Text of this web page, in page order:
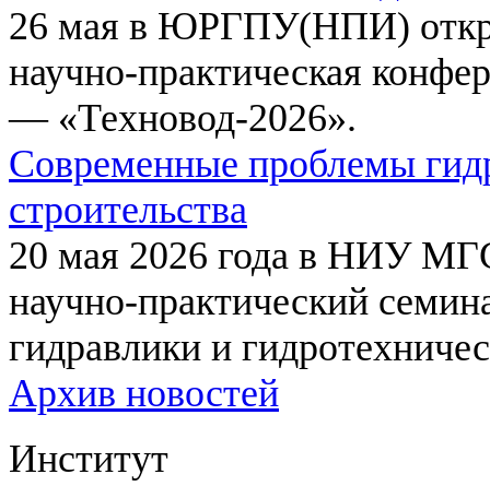
26 мая в ЮРГПУ(НПИ)
научно-практическая
— «Техновод-2026».
Современные проблемы
строительства
20 мая 2026 года в НИУ
научно-практический
гидравлики и
Архив новостей
Институт